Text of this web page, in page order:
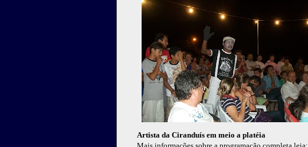
Artista da Ciranduís em meio a platéia